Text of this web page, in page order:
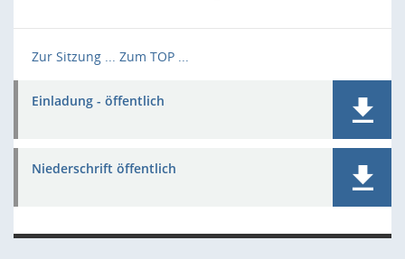
Zur Sitzung ... Zum TOP ...
Einladung - öffentlich
Niederschrift öffentlich